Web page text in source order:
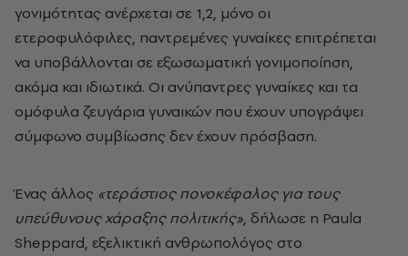
γονιμότητας ανέρχεται σε 1,2, μόνο οι
ετεροφυλόφιλες, παντρεμένες γυναίκες επιτρέπεται
να υποβάλλονται σε εξωσωματική γονιμοποίηση,
ακόμα και ιδιωτικά. Οι ανύπαντρες γυναίκες και τα
ομόφυλα ζευγάρια γυναικών που έχουν υπογράψει
σύμφωνο συμβίωσης δεν έχουν πρόσβαση.
Ένας άλλος «τεράστιος πονοκέφαλος για τους
υπεύθυνους χάραξης πολιτικής», δήλωσε η Paula
Sheppard, εξελικτική ανθρωπολόγος στο